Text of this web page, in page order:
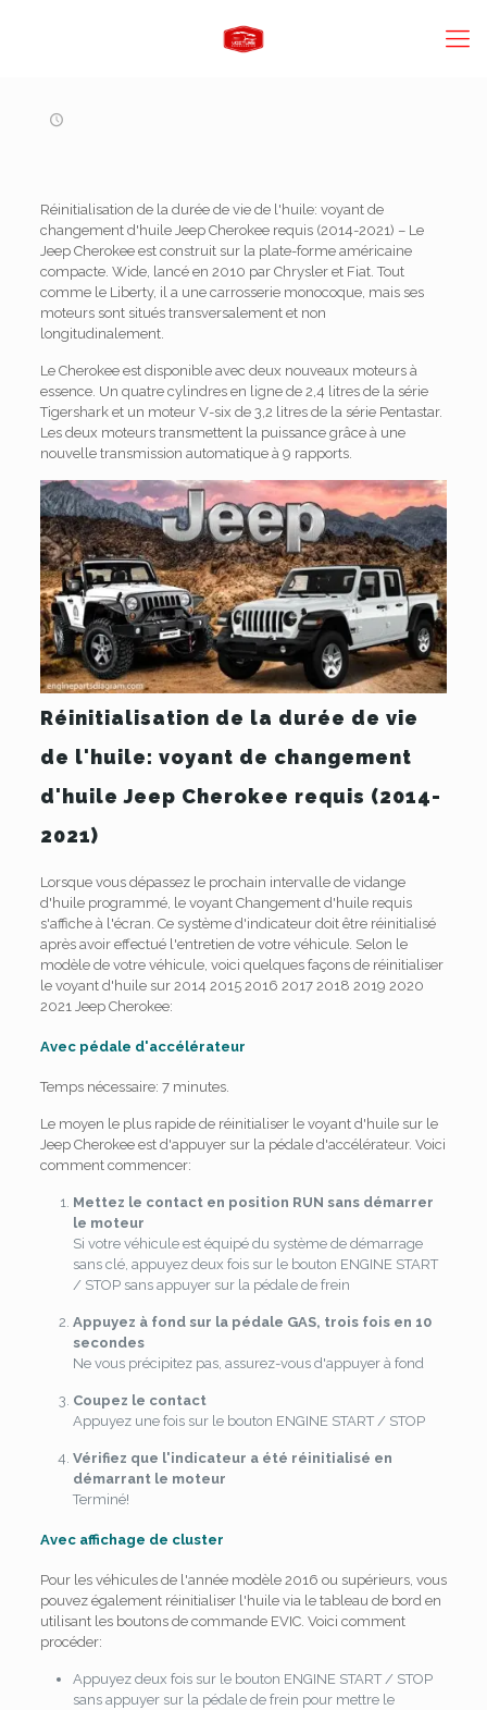
Réinitialisation de la durée de vie de l'huile: voyant de
changement d'huile Jeep Cherokee requis (2014-2021) – Le
Jeep Cherokee est construit sur la plate-forme américaine
compacte. Wide, lancé en 2010 par Chrysler et Fiat. Tout
comme le Liberty, il a une carrosserie monocoque, mais ses
moteurs sont situés transversalement et non
longitudinalement.
Le Cherokee est disponible avec deux nouveaux moteurs à
essence. Un quatre cylindres en ligne de 2,4 litres de la série
Tigershark et un moteur V-six de 3,2 litres de la série Pentastar.
Les deux moteurs transmettent la puissance grâce à une
nouvelle transmission automatique à 9 rapports.
Réinitialisation de la durée de vie
de l'huile: voyant de changement
d'huile Jeep Cherokee requis (2014-
2021)
Lorsque vous dépassez le prochain intervalle de vidange
d'huile programmé, le voyant Changement d'huile requis
s'affiche à l'écran. Ce système d'indicateur doit être réinitialisé
après avoir effectué l'entretien de votre véhicule. Selon le
modèle de votre véhicule, voici quelques façons de réinitialiser
le voyant d'huile sur 2014 2015 2016 2017 2018 2019 2020
2021 Jeep Cherokee:
Avec pédale d'accélérateur
Temps nécessaire: 7 minutes.
Le moyen le plus rapide de réinitialiser le voyant d'huile sur le
Jeep Cherokee est d'appuyer sur la pédale d'accélérateur. Voici
comment commencer:
Mettez le contact en position RUN sans démarrer
le moteur
Si votre véhicule est équipé du système de démarrage
sans clé, appuyez deux fois sur le bouton ENGINE START
/ STOP sans appuyer sur la pédale de frein
Appuyez à fond sur la pédale GAS, trois fois en 10
secondes
Ne vous précipitez pas, assurez-vous d'appuyer à fond
Coupez le contact
Appuyez une fois sur le bouton ENGINE START / STOP
Vérifiez que l'indicateur a été réinitialisé en
démarrant le moteur
Terminé!
Avec affichage de cluster
Pour les véhicules de l'année modèle 2016 ou supérieurs, vous
pouvez également réinitialiser l'huile via le tableau de bord en
utilisant les boutons de commande EVIC. Voici comment
procéder:
Appuyez deux fois sur le bouton ENGINE START / STOP
sans appuyer sur la pédale de frein pour mettre le